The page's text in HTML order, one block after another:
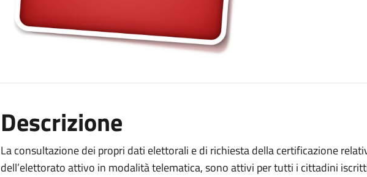
Descrizione
La consultazione dei propri dati elettorali e di richiesta della certificazione
dell’elettorato attivo in modalità telematica, sono attivi per tutti i cittadini